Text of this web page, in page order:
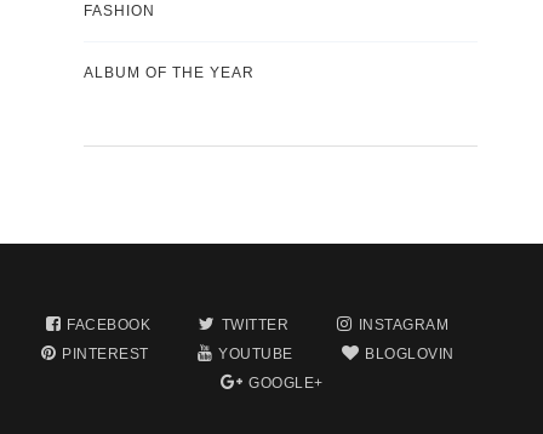
FASHION
ALBUM OF THE YEAR
FACEBOOK TWITTER
INSTAGRAM
PINTEREST
YOUTUBE
BLOGLOVIN
GOOGLE+